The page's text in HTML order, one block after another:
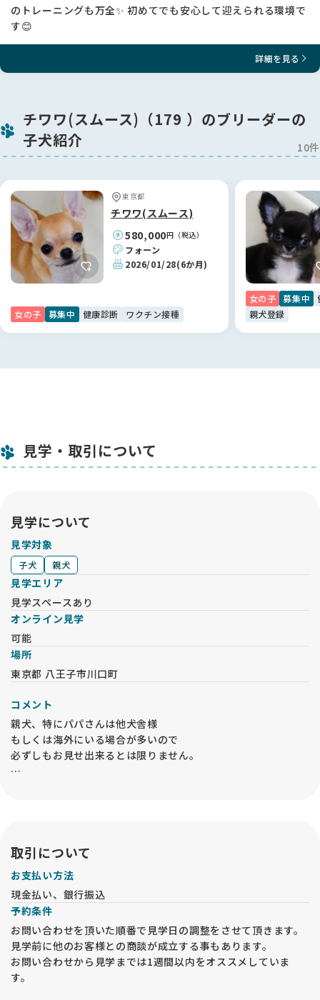
のトレーニングも万全✨ 初めてでも安心して迎えられる環境で
す😊
詳細を見る
チワワ(スムース)（179 ）のブリーダーの
子犬紹介
10件
東京都
チワワ(スムース)
580,000円（税込）
フォーン
2026/01/28(6か月)
女の子 募集中 健康診断 ワクチン接種
女の子 募集中
親犬登録
見学・取引について
見学について
見学対象
子犬 親犬
見学エリア
見学スペースあり
オンライン見学
可能
場所
東京都 八王子市川口町
コメント
親犬、特にパパさんは他犬舎様
もしくは海外にいる場合が多いので
必ずしもお見せ出来るとは限りません。
取引について
お支払い方法
現金払い、銀行振込
予約条件
お問い合わせを頂いた順番で見学日の調整をさせて頂きます。
見学前に他のお客様との商談が成立する事もあります。
お問い合わせから見学までは1週間以内をオススメしていま
す。